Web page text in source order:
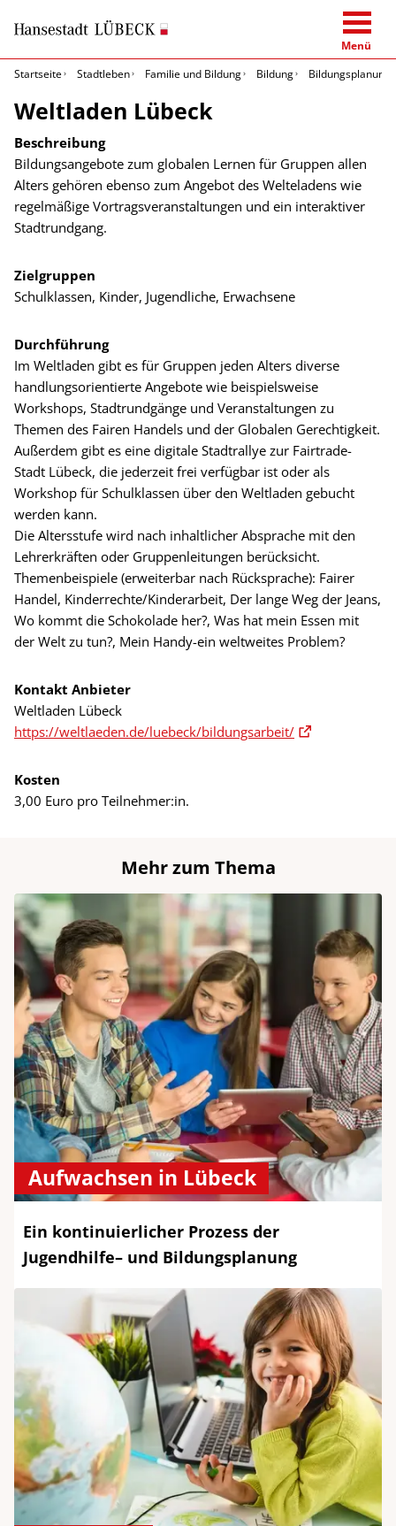
Menü
Startseite
Stadtleben Familie und Bildung Bildung Bildungsplanung
Weltladen Lübeck
Beschreibung
Bildungsangebote zum globalen Lernen für Gruppen allen
Alters gehören ebenso zum Angebot des Welteladens wie
regelmäßige Vortragsveranstaltungen und ein interaktiver
Stadtrundgang.
Zielgruppen
Schulklassen, Kinder, Jugendliche, Erwachsene
Durchführung
Im Weltladen gibt es für Gruppen jeden Alters diverse
handlungsorientierte Angebote wie beispielsweise
Workshops, Stadtrundgänge und Veranstaltungen zu
Themen des Fairen Handels und der Globalen Gerechtigkeit.
Außerdem gibt es eine digitale Stadtrallye zur Fairtrade-
Stadt Lübeck, die jederzeit frei verfügbar ist oder als
Workshop für Schulklassen über den Weltladen gebucht
werden kann.
Die Altersstufe wird nach inhaltlicher Absprache mit den
Lehrerkräften oder Gruppenleitungen berücksicht.
Themenbeispiele (erweiterbar nach Rücksprache): Fairer
Handel, Kinderrechte/Kinderarbeit, Der lange Weg der Jeans,
Wo kommt die Schokolade her?, Was hat mein Essen mit
der Welt zu tun?, Mein Handy-ein weltweites Problem?
Kontakt Anbieter
Weltladen Lübeck
https://weltlaeden.de/luebeck/bildungsarbeit/
Kosten
3,00 Euro pro Teilnehmer:in.
Mehr zum Thema
Aufwachsen in Lübeck
Ein kontinuierlicher Prozess der
Jugendhilfe– und Bildungsplanung